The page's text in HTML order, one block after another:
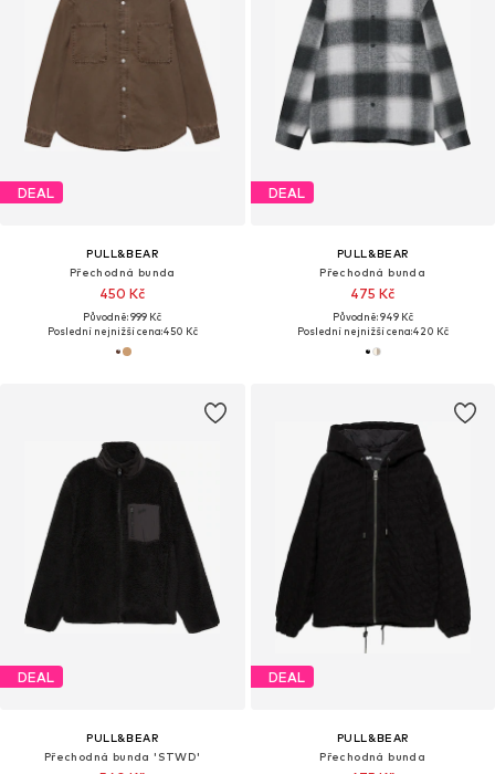
DEAL
PULL&BEAR
Přechodná bunda
450 Kč
Původně: 999 Kč
Poslední nejnižší cena:450 Kč
DEAL
PULL&BEAR
Přechodná bunda
475 Kč
Původně: 949 Kč
Poslední nejnižší cena:420 Kč
DEAL
PULL&BEAR
Přechodná bunda 'STWD'
DEAL
PULL&BEAR
Přechodná bunda